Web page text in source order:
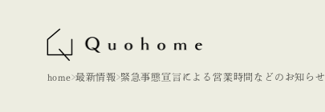
home 最新情報 緊急事態宣言による営業時間などのお知らせ